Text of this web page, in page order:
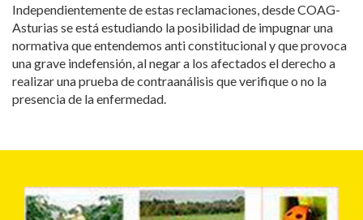
Independientemente de estas reclamaciones, desde COAG-
Asturias se está estudiando la posibilidad de impugnar una
normativa que entendemos anti constitucional y que provoca
una grave indefensión, al negar a los afectados el derecho a
realizar una prueba de contraanálisis que verifique o no la
presencia de la enfermedad.